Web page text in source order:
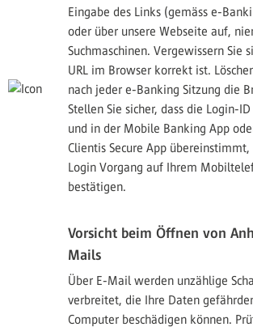
Eingabe des Links (gemäss e-
oder über unsere Webseite auf,
Suchmaschinen. Vergewissern Sie
URL im Browser korrekt ist.
nach jeder e-Banking Sitzung die
Stellen Sie sicher, dass die Login-
und in der Mobile Banking App
Clientis Secure App übereinstimmt,
Login Vorgang auf Ihrem
bestätigen.
Vorsicht beim Öffnen von
Mails
Über E-Mail werden unzählige
verbreitet, die Ihre Daten
Computer beschädigen können.